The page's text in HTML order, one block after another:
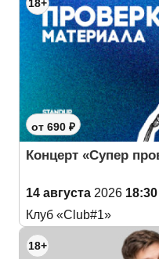
18+
от 690 ₽
Концерт «Супер
14 августа 2026 18:30
Клуб «Club#1»
18+